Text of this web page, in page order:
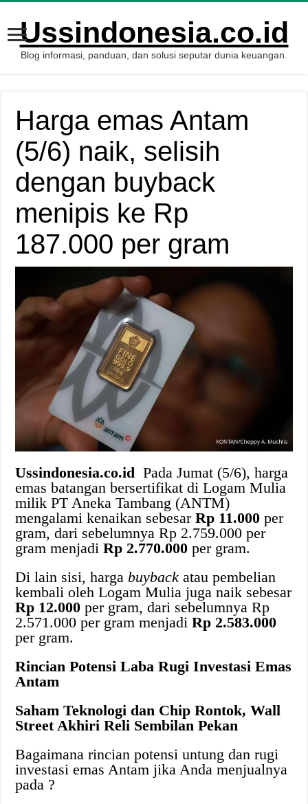
Ussindonesia.co.id
Blog informasi, panduan, dan solusi seputar dunia keuangan.
Harga emas Antam
(5/6) naik, selisih
dengan buyback
menipis ke Rp
187.000 per gram
Ussindonesia.co.idPada Jumat (5/6), harga
emas batangan bersertifikat di Logam Mulia
milik PT Aneka Tambang (ANTM)
mengalami kenaikan sebesarRp 11.000 per
gram, dari sebelumnya Rp 2.759.000 per
gram menjadiRp 2.770.000 per gram.
Di lain sisi, harga buyback atau pembelian
kembali oleh Logam Mulia juga naik sebesar
Rp 12.000 per gram, dari sebelumnya Rp
2.571.000 per gram menjadiRp 2.583.000
per gram.
Rincian Potensi Laba Rugi Investasi Emas
Antam
Saham Teknologi dan Chip Rontok, Wall
Street Akhiri Reli Sembilan Pekan
Bagaimana rincian potensi untung dan rugi
investasi emas Antam jika Anda menjualnya
pada ?